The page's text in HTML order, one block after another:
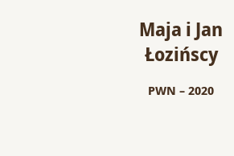
Maja i Jan
Łozińscy
PWN – 2020